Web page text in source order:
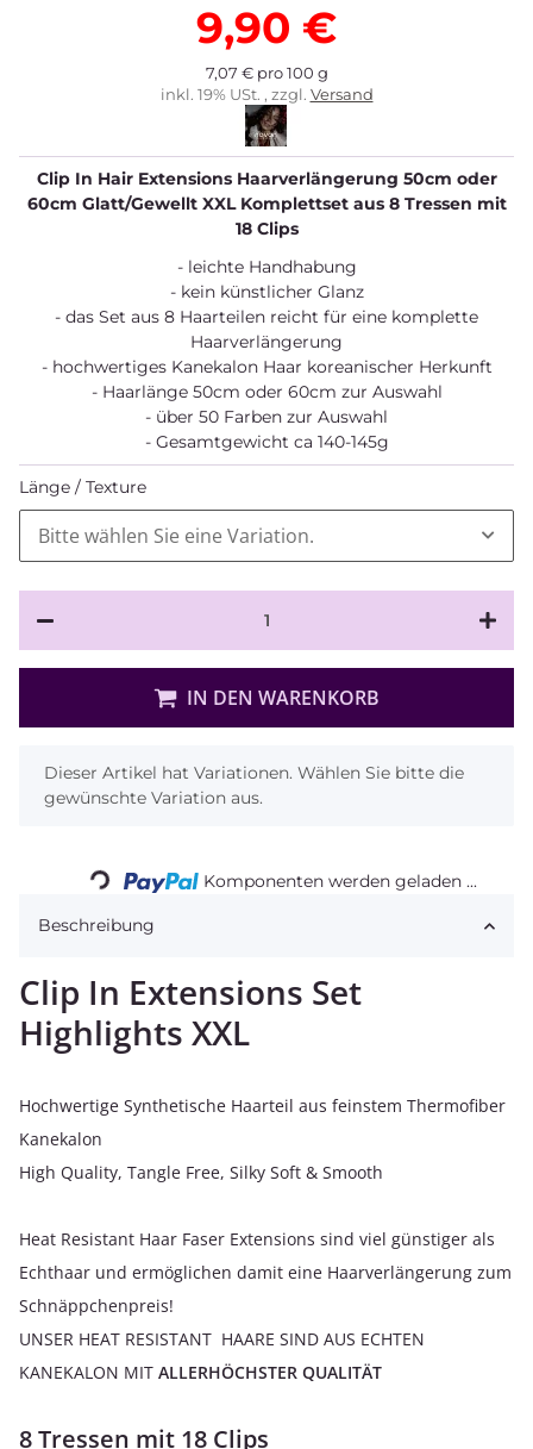
9,90 €
7,07 € pro 100 g
inkl. 19% USt. , zzgl. Versand
Clip In Hair Extensions Haarverlängerung 50cm oder
60cm Glatt/Gewellt XXL Komplettset aus 8 Tressen mit
18 Clips
- leichte Handhabung
- kein künstlicher Glanz
- das Set aus 8 Haarteilen reicht für eine komplette
Haarverlängerung
- hochwertiges Kanekalon Haar koreanischer Herkunft
- Haarlänge 50cm oder 60cm zur Auswahl
- über 50 Farben zur Auswahl
- Gesamtgewicht ca 140-145g
Länge / Texture
Bitte wählen Sie eine Variation.
IN DEN WARENKORB
x
Dieser Artikel hat Variationen. Wählen Sie bitte die
gewünschte Variation aus.
Loading... Komponenten werden geladen ...
Beschreibung
Clip In Extensions Set
Highlights XXL
Hochwertige Synthetische Haarteil aus feinstem Thermofiber
Kanekalon
High Quality, Tangle Free, Silky Soft & Smooth
Heat Resistant Haar Faser Extensions sind viel günstiger als
Echthaar und ermöglichen damit eine Haarverlängerung zum
Schnäppchenpreis!
UNSER HEAT RESISTANT HAARE SIND AUS ECHTEN
KANEKALON MIT ALLERHÖCHSTER QUALITÄT
8 Tressen mit 18 Clips